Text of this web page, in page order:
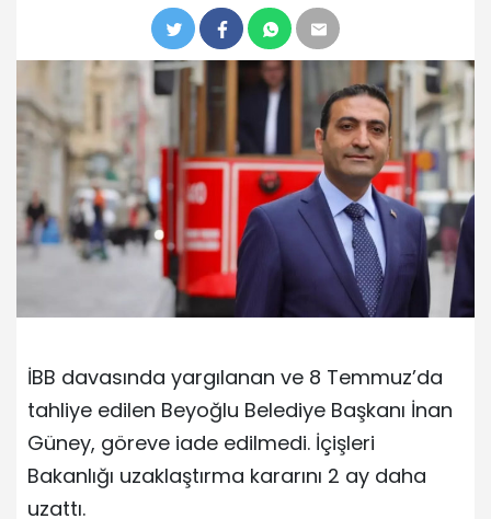
İBB davasında yargılanan ve 8 Temmuz’da
tahliye edilen Beyoğlu Belediye Başkanı İnan
Güney, göreve iade edilmedi. İçişleri
Bakanlığı uzaklaştırma kararını 2 ay daha
uzattı.